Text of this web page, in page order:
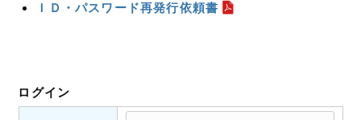
ＩＤ・パスワード再発行依頼書
ログイン